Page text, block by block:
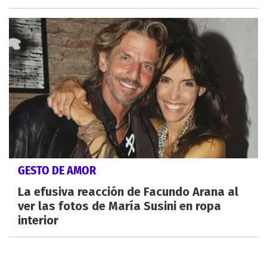
GESTO DE AMOR
La efusiva reacción de Facundo Arana al
ver las fotos de María Susini en ropa
interior